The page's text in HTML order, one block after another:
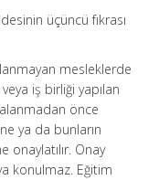
üçüncü fıkrası
mesleklerde
iş birliği yapılan
önce
ya da bunların
onaylatılır. Onay
konulmaz. Eğitim